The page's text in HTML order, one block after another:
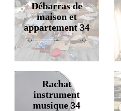
Débarras de
maison et
appartement 34
Rachat
instrument
musique 34